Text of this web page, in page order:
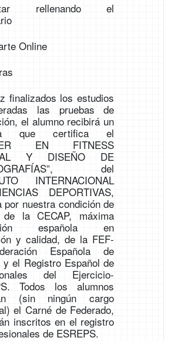
rellenando el
Online
finalizados los estudios
las pruebas de
el alumno recibirá un
que certifica el
EN FITNESS
Y DISEÑO DE
del
INTERNACIONAL
DEPORTIVAS,
por nuestra condición de
la CECAP, máxima
española en
y calidad, de la FEF-
Española de
y el Registro Español de
del Ejercicio-
Todos los alumnos
(sin ningún cargo
el Carné de Federado,
inscritos en el registro
de ESREPS.